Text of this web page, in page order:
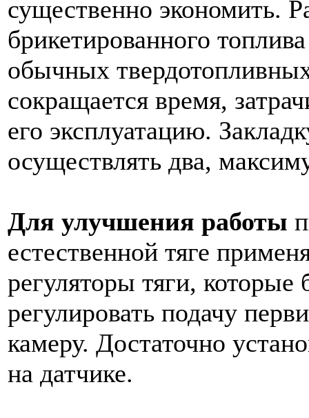
существенно экономить.
брикетированного
обычных
сокращается время,
его эксплуатацию.
осуществлять два,
Для улучшения работы
естественной тяге
регуляторы тяги, которые
регулировать подачу
камеру. Достаточно
на датчике.